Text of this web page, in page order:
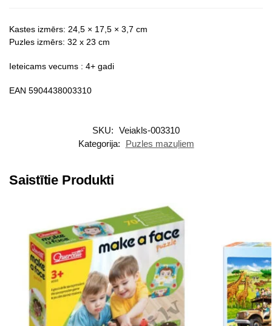
Kastes izmērs: 24,5 × 17,5 × 3,7 cm
Puzles izmērs: 32 x 23 cm
Ieteicams vecums : 4+ gadi
EAN 5904438003310
SKU: Veiakls-003310
Kategorija:
Puzles mazuļiem
Saistītie Produkti